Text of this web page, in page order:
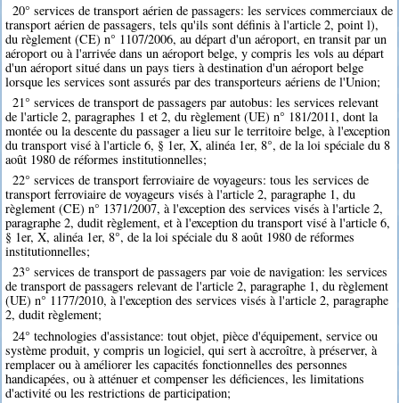
20° services de transport aérien de passagers: les services commerciaux de
transport aérien de passagers, tels qu'ils sont définis à l'article 2, point l),
du règlement (CE) n° 1107/2006, au départ d'un aéroport, en transit par un
aéroport ou à l'arrivée dans un aéroport belge, y compris les vols au départ
d'un aéroport situé dans un pays tiers à destination d'un aéroport belge
lorsque les services sont assurés par des transporteurs aériens de l'Union;
21° services de transport de passagers par autobus: les services relevant
de l'article 2, paragraphes 1 et 2, du règlement (UE) n° 181/2011, dont la
montée ou la descente du passager a lieu sur le territoire belge, à l'exception
du transport visé à l'article 6, § 1er, X, alinéa 1er, 8°, de la loi spéciale du 8
août 1980 de réformes institutionnelles;
22° services de transport ferroviaire de voyageurs: tous les services de
transport ferroviaire de voyageurs visés à l'article 2, paragraphe 1, du
règlement (CE) n° 1371/2007, à l'exception des services visés à l'article 2,
paragraphe 2, dudit règlement, et à l'exception du transport visé à l'article 6,
§ 1er, X, alinéa 1er, 8°, de la loi spéciale du 8 août 1980 de réformes
institutionnelles;
23° services de transport de passagers par voie de navigation: les services
de transport de passagers relevant de l'article 2, paragraphe 1, du règlement
(UE) n° 1177/2010, à l'exception des services visés à l'article 2, paragraphe
2, dudit règlement;
24° technologies d'assistance: tout objet, pièce d'équipement, service ou
système produit, y compris un logiciel, qui sert à accroître, à préserver, à
remplacer ou à améliorer les capacités fonctionnelles des personnes
handicapées, ou à atténuer et compenser les déficiences, les limitations
d'activité ou les restrictions de participation;